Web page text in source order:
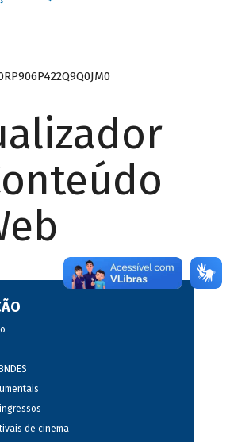
de cinema